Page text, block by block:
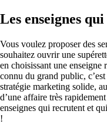
Les enseignes
Vous voulez proposer des
souhaitez ouvrir une
en choisissant une
connu du grand public,
stratégie marketing solide,
d’une affaire très
enseignes qui recrutent et
!